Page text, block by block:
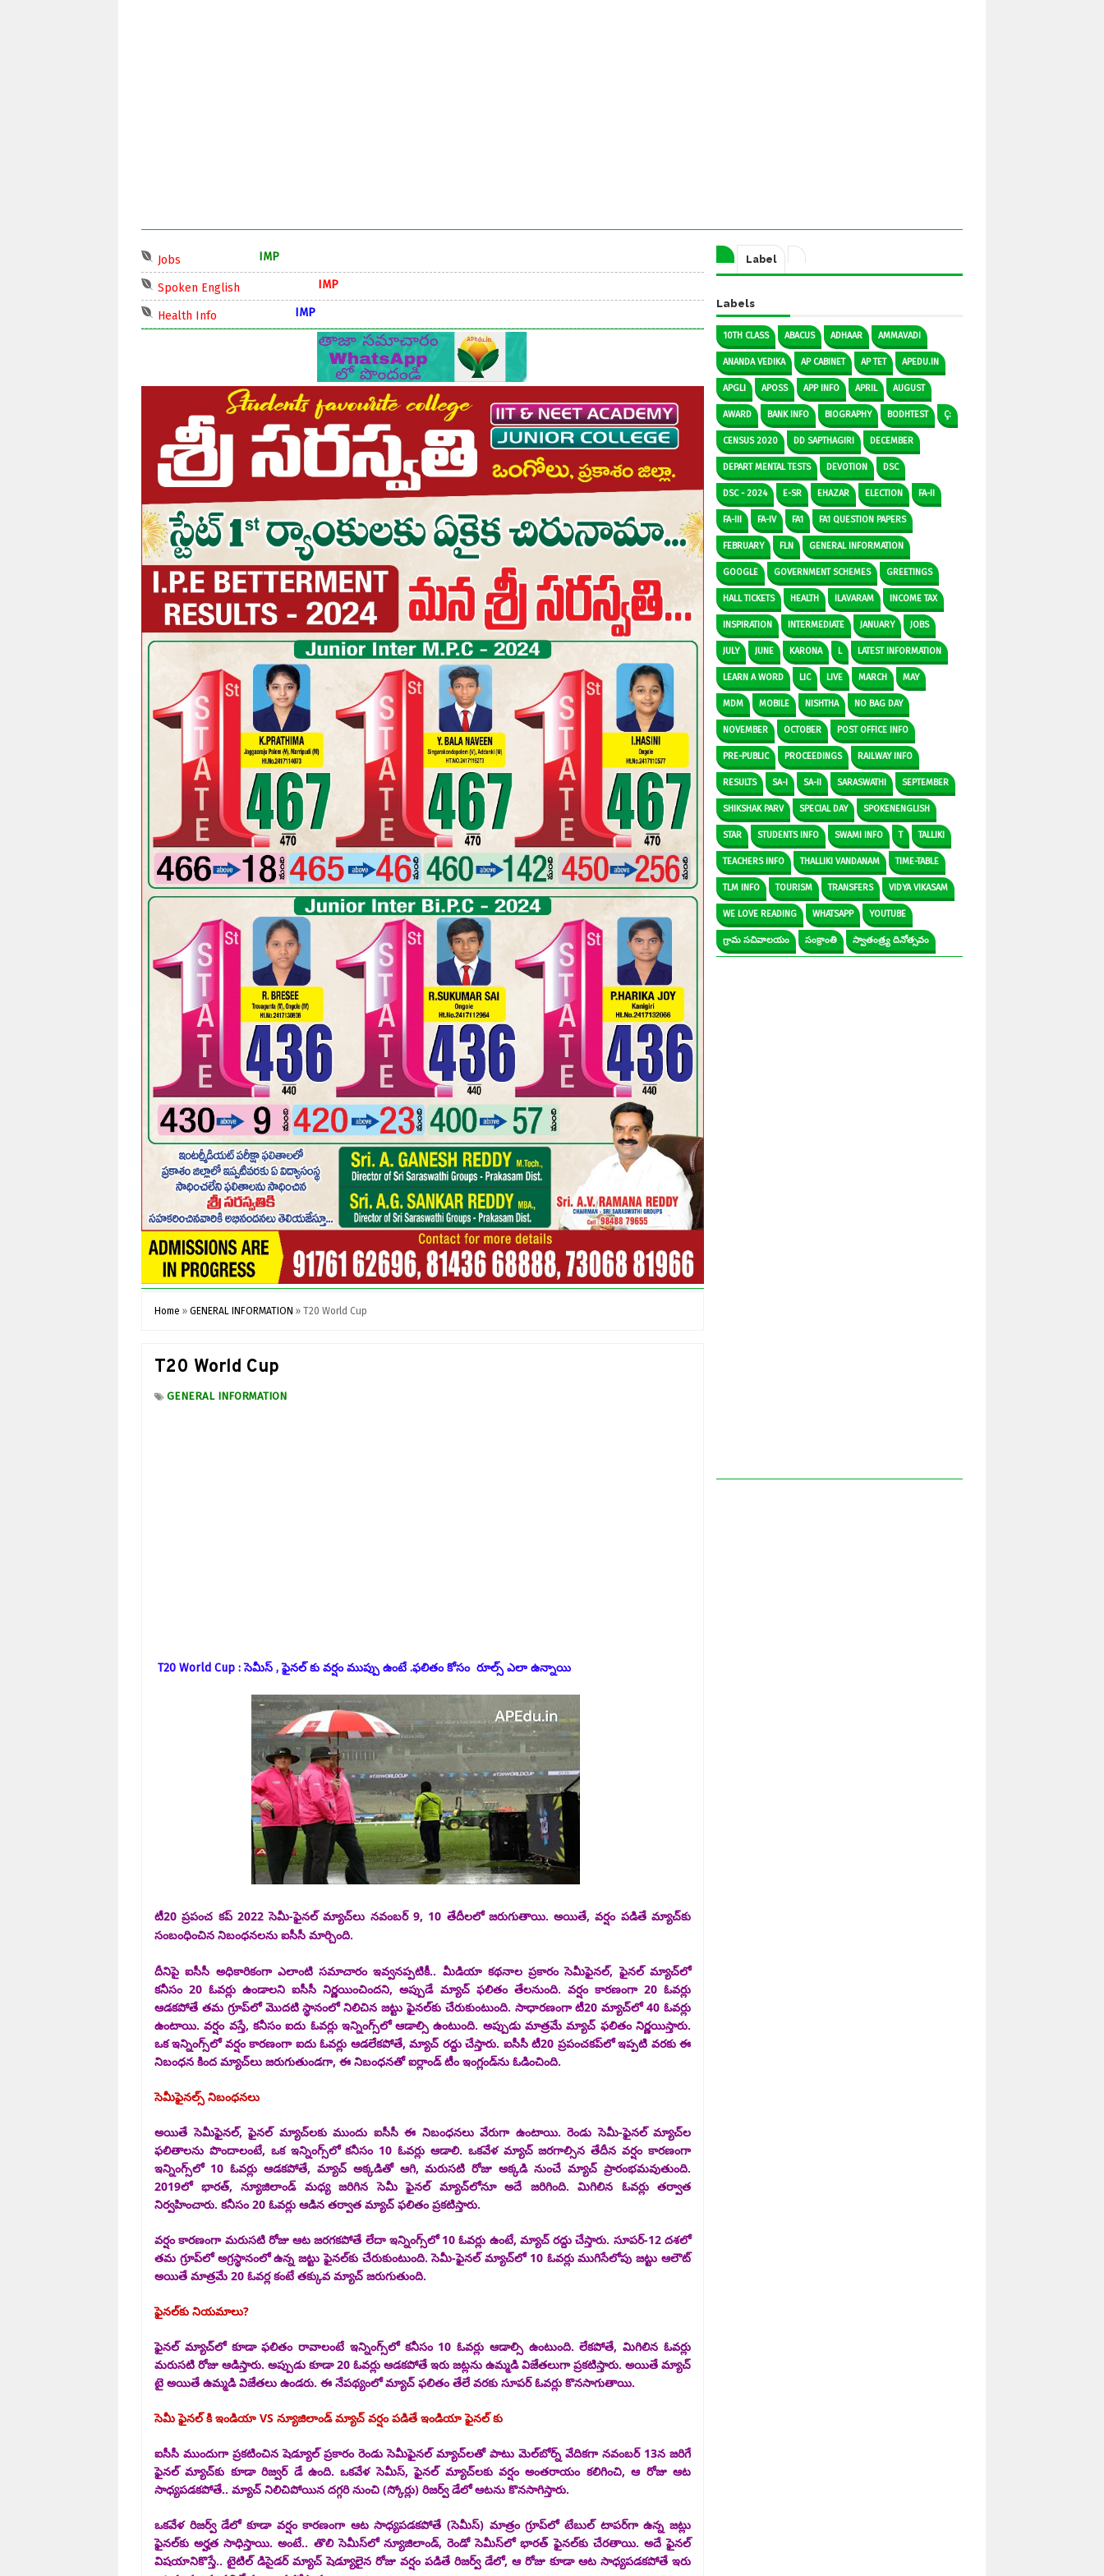
Jobs
Spoken English
Health Info
Home » GENERAL INFORMATION » T20 World Cup
T20 World Cup
GENERAL INFORMATION
T20 World Cup : సెమీస్ , ఫైనల్ కు వర్షం ముప్పు ఉంటే .ఫలితం కోసం రూల్స్ ఎలా ఉన్నాయి
టీ20 ప్రపంచ కప్ 2022 సెమీ-ఫైనల్ మ్యాచ్‌లు నవంబర్ 9, 10 తేదీలలో జరుగుతాయి. అయితే, వర్షం పడితే మ్యాచ్‌కు
సంబంధించిన నిబంధనలను ఐసీసీ మార్చింది.
దీనిపై ఐసీసీ అధికారికంగా ఎలాంటి సమాచారం ఇవ్వనప్పటికీ.. మీడియా కథనాల ప్రకారం సెమీఫైనల్, ఫైనల్ మ్యాచ్‌లో
కనీసం 20 ఓవర్లు ఉండాలని ఐసీసీ నిర్ణయించిందని, అప్పుడే మ్యాచ్ ఫలితం తేలనుంది. వర్షం కారణంగా 20 ఓవర్లు
ఆడకపోతే తమ గ్రూప్‌లో మొదటి స్థానంలో నిలిచిన జట్టు ఫైనల్‌కు చేరుకుంటుంది. సాధారణంగా టీ20 మ్యాచ్‌లో 40 ఓవర్లు
ఉంటాయి. వర్షం వస్తే, కనీసం ఐదు ఓవర్లు ఇన్నింగ్స్‌లో ఆడాల్సి ఉంటుంది. అప్పుడు మాత్రమే మ్యాచ్ ఫలితం నిర్ణయిస్తారు.
ఒక ఇన్నింగ్స్‌లో వర్షం కారణంగా ఐదు ఓవర్లు ఆడలేకపోతే, మ్యాచ్ రద్దు చేస్తారు. ఐసీసీ టీ20 ప్రపంచకప్‌లో ఇప్పటి వరకు ఈ
నిబంధన కింద మ్యాచ్‌లు జరుగుతుండగా, ఈ నిబంధనతో ఐర్లాండ్ టీం ఇంగ్లండ్‌ను ఓడించింది.
సెమీఫైనల్స్ నిబంధనలు
అయితే సెమీఫైనల్, ఫైనల్ మ్యాచ్‌లకు ముందు ఐసీసీ ఈ నిబంధనలు వేరుగా ఉంటాయి. రెండు సెమీ-ఫైనల్ మ్యాచ్‌ల
ఫలితాలను పొందాలంటే, ఒక ఇన్నింగ్స్‌లో కనీసం 10 ఓవర్లు ఆడాలి. ఒకవేళ మ్యాచ్ జరగాల్సిన తేదీన వర్షం కారణంగా
ఇన్నింగ్స్‌లో 10 ఓవర్లు ఆడకపోతే, మ్యాచ్ అక్కడితో ఆగి, మరుసటి రోజు అక్కడి నుంచే మ్యాచ్ ప్రారంభమవుతుంది.
2019లో భారత్, న్యూజిలాండ్ మధ్య జరిగిన సెమీ ఫైనల్ మ్యాచ్‌లోనూ అదే జరిగింది. మిగిలిన ఓవర్లు తర్వాత
నిర్వహించారు. కనీసం 20 ఓవర్లు ఆడిన తర్వాత మ్యాచ్ ఫలితం ప్రకటిస్తారు.
వర్షం కారణంగా మరుసటి రోజు ఆట జరగకపోతే లేదా ఇన్నింగ్స్‌లో 10 ఓవర్లు ఉంటే, మ్యాచ్ రద్దు చేస్తారు. సూపర్-12 దశలో
తమ గ్రూప్‌లో అగ్రస్థానంలో ఉన్న జట్టు ఫైనల్‌కు చేరుకుంటుంది. సెమీ-ఫైనల్ మ్యాచ్‌లో 10 ఓవర్లు ముగిసేలోపు జట్టు ఆలౌట్
అయితే మాత్రమే 20 ఓవర్ల కంటే తక్కువ మ్యాచ్ జరుగుతుంది.
ఫైనల్‌కు నియమాలు?
ఫైనల్ మ్యాచ్‌లో కూడా ఫలితం రావాలంటే ఇన్నింగ్స్‌లో కనీసం 10 ఓవర్లు ఆడాల్సి ఉంటుంది. లేకపోతే, మిగిలిన ఓవర్లు
మరుసటి రోజు ఆడిస్తారు. అప్పుడు కూడా 20 ఓవర్లు ఆడకపోతే ఇరు జట్లను ఉమ్మడి విజేతలుగా ప్రకటిస్తారు. అయితే మ్యాచ్
టై అయితే ఉమ్మడి విజేతలు ఉండరు. ఈ నేపథ్యంలో మ్యాచ్ ఫలితం తేలే వరకు సూపర్ ఓవర్లు కొనసాగుతాయి.
సెమీ ఫైనల్ కి ఇండియా VS న్యూజిలాండ్ మ్యాచ్ వర్షం పడితే ఇండియా ఫైనల్ కు
ఐసీసీ ముందుగా ప్రకటించిన షెడ్యూల్‌ ప్రకారం‍ రెండు సెమీఫైనల్‌ మ్యాచ్‌లతో పాటు మెల్‌బోర్న్‌ వేదికగా నవంబర్‌ 13న జరిగే
ఫైనల్‌ మ్యాచ్‌కు కూడా రిజ్వర్‌ డే ఉంది. ఒకవేళ సెమీస్‌, ఫైనల్‌ మ్యాచ్‌లకు వర్షం అంతరాయం‍ కలిగించి, ఆ రోజు ఆట
సాధ్యపడకపోతే.. మ్యాచ్‌ నిలిచిపోయిన దగ్గరి నుంచి (స్కోర్లు) రిజర్వ్‌ డేలో ఆటను కొనసాగిస్తారు.
ఒకవేళ రిజర్వ్‌ డేలో కూడా వర్షం కారణంగా ఆట సాధ్యపడకపోతే (సెమీస్‌) మాత్రం గ్రూప్‌లో టేబుల్‌ టాపర్‌గా ఉన్న జట్లు
ఫైనల్‌కు అర్హత సాధిస్తాయి. అంటే.. తొలి సెమీస్‌లో న్యూజిలాండ్‌, రెండో సెమీస్‌లో భారత్‌ ఫైనల్‌కు చేరతాయి. అదే ఫైనల్‌
విషయానికొస్తే.. టైటిల్‌ డిసైడర్‌ మ్యాచ్‌ షెడ్యూలైన రోజు వర్షం పడితే రిజర్వ్‌ డేలో, ఆ రోజు కూడా ఆట సాధ్యపడకపోతే ఇరు
Label
Labels
10TH CLASS ABACUS ADHAAR AMMAVADI
ANANDA VEDIKA AP CABINET AP TET APEDU.IN
APGLI APOSS APP INFO APRIL AUGUST
AWARD BANK INFO BIOGRAPHY BODHTEST Ç:
CENSUS 2020 DD SAPTHAGIRI DECEMBER
DEPART MENTAL TESTS DEVOTION DSC
DSC - 2024 E-SR EHAZAR ELECTION FA-II
FA-III FA-IV FA1 FA1 QUESTION PAPERS
FEBRUARY FLN GENERAL INFORMATION
GOOGLE GOVERNMENT SCHEMES GREETINGS
HALL TICKETS HEALTH ILAVARAM INCOME TAX
INSPIRATION INTERMEDIATE JANUARY JOBS
JULY JUNE KARONA L LATEST INFORMATION
LEARN A WORD LIC LIVE MARCH MAY
MDM MOBILE NISHTHA NO BAG DAY
NOVEMBER OCTOBER POST OFFICE INFO
PRE-PUBLIC PROCEEDINGS RAILWAY INFO
RESULTS SA-I SA-II SARASWATHI SEPTEMBER
SHIKSHAK PARV SPECIAL DAY SPOKENENGLISH
STAR STUDENTS INFO SWAMI INFO T TALLIKI
TEACHERS INFO THALLIKI VANDANAM TIME-TABLE
TLM INFO TOURISM TRANSFERS VIDYA VIKASAM
WE LOVE READING WHATSAPP YOUTUBE
గ్రామ సచివాలయం సంక్రాంతి స్వాతంత్ర్య దినోత్సవం